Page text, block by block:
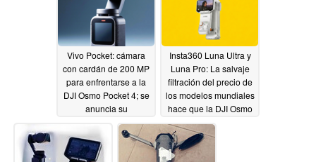
Vivo Pocket: cámara
con cardán de 200 MP
para enfrentarse a la
DJI Osmo Pocket 4; se
anuncia su
lanzamiento para
finales de 2026
05/15/2026
Insta360 Luna Ultra y
Luna Pro: La salvaje
filtración del precio de
los modelos mundiales
hace que la DJI Osmo
Pocket 4 parezca
barata05/14/2026